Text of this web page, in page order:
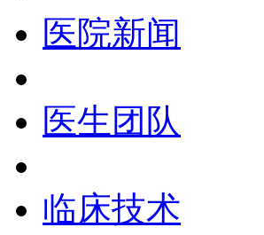
医院新闻
医生团队
临床技术